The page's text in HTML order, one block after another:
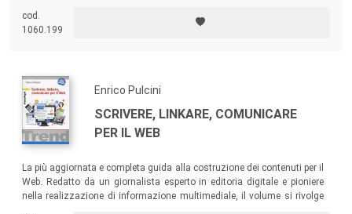
cod.
1060.199
Enrico Pulcini
SCRIVERE, LINKARE, COMUNICARE
PER IL WEB
La più aggiornata e completa guida alla costruzione dei contenuti per il
Web. Redatto da un giornalista esperto in editoria digitale e pioniere
nella realizzazione di informazione multimediale, il volume si rivolge